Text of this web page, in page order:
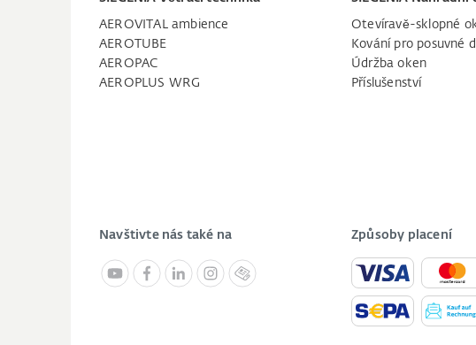
AEROVITAL ambience
AEROTUBE
AEROPAC
AEROPLUS WRG
Otevíravě-sklopné
Kování pro posuvné
Údržba oken
Příslušenství
Navštivte nás také na Způsoby placení